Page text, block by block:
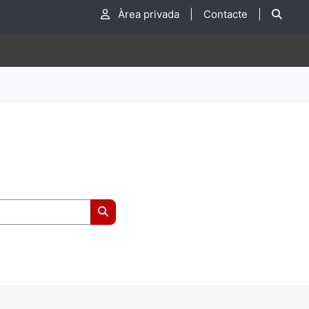
Àrea privada Contacte
Cerca cursos